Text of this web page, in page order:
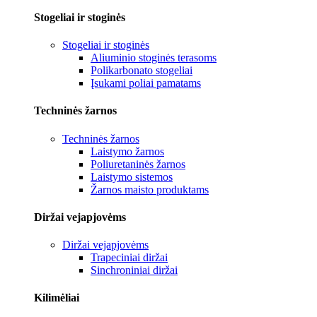
Stogeliai ir stoginės
Stogeliai ir stoginės
Aliuminio stoginės terasoms
Polikarbonato stogeliai
Įsukami poliai pamatams
Techninės žarnos
Techninės žarnos
Laistymo žarnos
Poliuretaninės žarnos
Laistymo sistemos
Žarnos maisto produktams
Diržai vejapjovėms
Diržai vejapjovėms
Trapeciniai diržai
Sinchroniniai diržai
Kilimėliai